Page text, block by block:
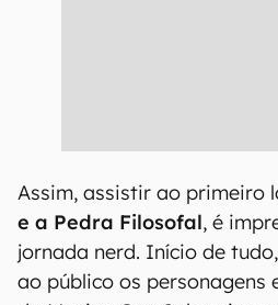
Assim, assistir ao primeiro
e a Pedra Filosofal, é
jornada nerd. Início de
ao público os personagens